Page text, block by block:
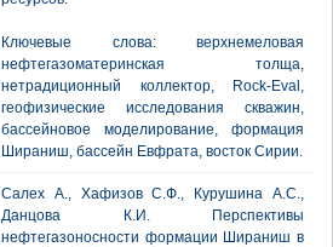
Ключевые слова: верхнемеловая
нефтегазоматеринская толща,
нетрадиционный коллектор, Rock-Eval,
геофизические исследования скважин,
бассейновое моделирование, формация
Шираниш, бассейн Евфрата, восток Сирии.
Салех А., Хафизов С.Ф., Курушина А.С.,
Данцова К.И. Перспективы
нефтегазоносности формации Шираниш в